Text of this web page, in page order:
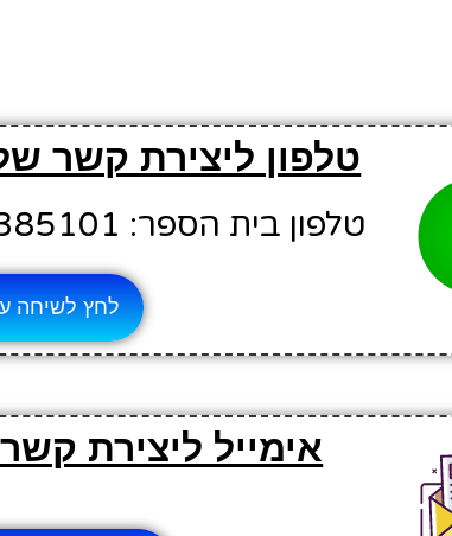
טלפון ליצירת קשר
טלפון בית הספר: 02-5385101
לחץ לשיחה
אימייל ליצירת